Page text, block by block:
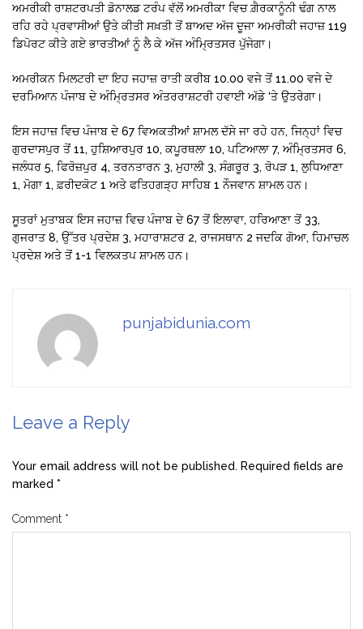
ਅਮਰੀਕੀ ਰਾਸ਼ਟਰਪਤੀ ਡੋਨਾਲਡ ਟਰੰਪ ਵੱਲੋਂ ਅਮਰੀਕਾ ਵਿਚ ਗ਼ੈਰਕਾਨੂੰਨੀ ਢੰਗ ਨਾਲ
ਰਹਿ ਰਹੇ ਪ੍ਰਵਾਸੀਆਂ ਉਤੇ ਕੀਤੀ ਸਖ਼ਤੀ ਤੋਂ ਬਾਅਦ ਅੱਜ ਦੂਜਾ ਅਮਰੀਕੀ ਜਹਾਜ਼ 119
ਡਿਪੋਰਟ ਕੀਤੇ ਗਏ ਭਾਰਤੀਆਂ ਨੂੰ ਲੈ ਕੇ ਅੱਜ ਅੰਮ੍ਰਿਤਸਰ ਪੁੱਜੇਗਾ।
ਅਮਰੀਕਨ ਮਿਲਟਰੀ ਦਾ ਇਹ ਜਹਾਜ਼ ਰਾਤੀ ਕਰੀਬ 10.00 ਵਜੇ ਤੋਂ 11.00 ਵਜੇ ਦੇ
ਦਰਮਿਆਨ ਪੰਜਾਬ ਦੇ ਅੰਮ੍ਰਿਤਸਰ ਅੰਤਰਰਾਸ਼ਟਰੀ ਹਵਾਈ ਅੱਡੇ ‘ਤੇ ਉਤਰੇਗਾ।
ਇਸ ਜਹਾਜ਼ ਵਿਚ ਪੰਜਾਬ ਦੇ 67 ਵਿਅਕਤੀਆਂ ਸ਼ਾਮਲ ਦੱਸੇ ਜਾ ਰਹੇ ਹਨ, ਜਿਨ੍ਹਾਂ ਵਿਚ
ਗੁਰਦਾਸਪੁਰ ਤੋਂ 11, ਹੁਸ਼ਿਆਰਪੁਰ 10, ਕਪੂਰਥਲਾ 10, ਪਟਿਆਲਾ 7, ਅੰਮ੍ਰਿਤਸਰ 6,
ਜਲੰਧਰ 5, ਫਿਰੋਜ਼ਪੁਰ 4, ਤਰਨਤਾਰਨ 3, ਮੁਹਾਲੀ 3, ਸੰਗਰੂਰ 3, ਰੋਪੜ 1, ਲੁਧਿਆਣਾ
1, ਮੋਗਾ 1, ਫ਼ਰੀਦਕੋਟ 1 ਅਤੇ ਫਤਿਹਗੜ੍ਹ ਸਾਹਿਬ 1 ਨੌਜਵਾਨ ਸ਼ਾਮਲ ਹਨ।
ਸੂਤਰਾਂ ਮੁਤਾਬਕ ਇਸ ਜਹਾਜ਼ ਵਿਚ ਪੰਜਾਬ ਦੇ 67 ਤੋਂ ਇਲਾਵਾ, ਹਰਿਆਣਾ ਤੋਂ 33,
ਗੁਜਰਾਤ 8, ਉੱਤਰ ਪ੍ਰਦੇਸ਼ 3, ਮਹਾਰਾਸ਼ਟਰ 2, ਰਾਜਸਥਾਨ 2 ਜਦਕਿ ਗੋਆ, ਹਿਮਾਚਲ
ਪ੍ਰਦੇਸ਼ ਅਤੇ ਤੋਂ 1-1 ਵਿਲਕਤਪ ਸ਼ਾਮਲ ਹਨ।
punjabidunia.com
Leave a Reply
Your email address will not be published. Required fields are
marked *
Comment *